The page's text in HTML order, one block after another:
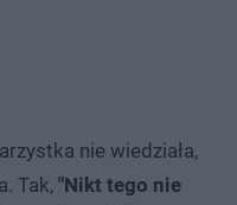
nie wiedziała,
Tak, "Nikt tego nie